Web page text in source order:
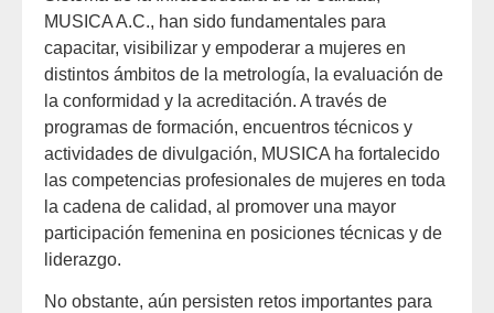
MUSICA A.C., han sido fundamentales para
capacitar, visibilizar y empoderar a mujeres en
distintos ámbitos de la metrología, la evaluación de
la conformidad y la acreditación. A través de
programas de formación, encuentros técnicos y
actividades de divulgación, MUSICA ha fortalecido
las competencias profesionales de mujeres en toda
la cadena de calidad, al promover una mayor
participación femenina en posiciones técnicas y de
liderazgo.
No obstante, aún persisten retos importantes para